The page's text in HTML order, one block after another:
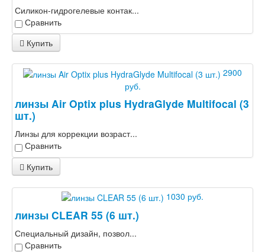
Силикон-гидрогелевые контак...
Сравнить
Купить
2900
руб.
линзы Air Optix plus HydraGlyde Multifocal (3
шт.)
Линзы для коррекции возраст...
Сравнить
Купить
1030 руб.
линзы CLEAR 55 (6 шт.)
Специальный дизайн, позвол...
Сравнить